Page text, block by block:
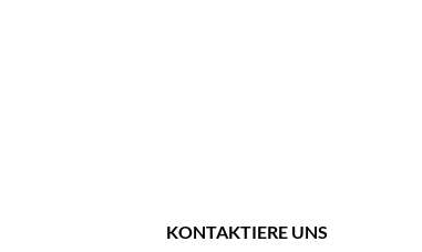
KONTAKTIERE UNS